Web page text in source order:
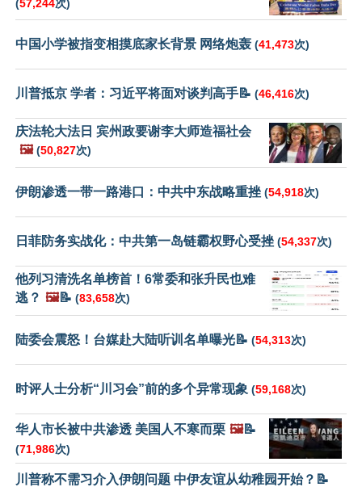
(57,244次)
中国小学被指变相摸底家长背景 网络炮轰 (41,473次)
川普抵京 学者：习近平将面对谈判高手📝 (46,416次)
庆法轮大法日 宾州政要谢李大师造福社会
🖼️ (50,827次)
伊朗渗透一带一路港口：中共中东战略重挫 (54,918次)
日菲防务实战化：中共第一岛链霸权野心受挫 (54,337次)
他列习清洗名单榜首！6常委和张升民也难
逃？ 🖼️📝 (83,658次)
陆委会震怒！台媒赴大陆听训名单曝光📝 (54,313次)
时评人士分析“川习会”前的多个异常现象 (59,168次)
华人市长被中共渗透 美国人不寒而栗 🖼️📝
(71,986次)
川普称不需习介入伊朗问题 中伊友谊从幼稚园开始？📝